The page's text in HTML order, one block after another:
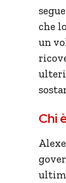
che
un
Chi